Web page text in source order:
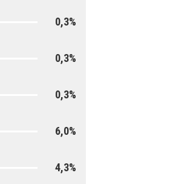
0,3%
0,3%
0,3%
6,0%
4,3%